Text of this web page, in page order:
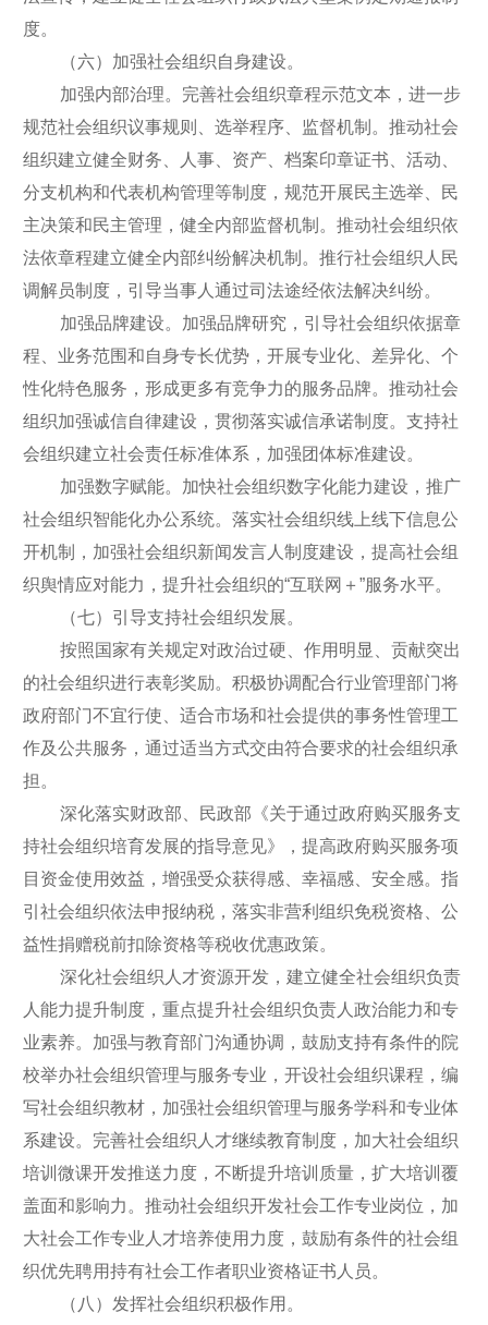
度。
（六）加强社会组织自身建设。
加强内部治理。完善社会组织章程示范文本，进一步
规范社会组织议事规则、选举程序、监督机制。推动社会
组织建立健全财务、人事、资产、档案印章证书、活动、
分支机构和代表机构管理等制度，规范开展民主选举、民
主决策和民主管理，健全内部监督机制。推动社会组织依
法依章程建立健全内部纠纷解决机制。推行社会组织人民
调解员制度，引导当事人通过司法途经依法解决纠纷。
加强品牌建设。加强品牌研究，引导社会组织依据章
程、业务范围和自身专长优势，开展专业化、差异化、个
性化特色服务，形成更多有竞争力的服务品牌。推动社会
组织加强诚信自律建设，贯彻落实诚信承诺制度。支持社
会组织建立社会责任标准体系，加强团体标准建设。
加强数字赋能。加快社会组织数字化能力建设，推广
社会组织智能化办公系统。落实社会组织线上线下信息公
开机制，加强社会组织新闻发言人制度建设，提高社会组
织舆情应对能力，提升社会组织的“互联网＋”服务水平。
（七）引导支持社会组织发展。
按照国家有关规定对政治过硬、作用明显、贡献突出
的社会组织进行表彰奖励。积极协调配合行业管理部门将
政府部门不宜行使、适合市场和社会提供的事务性管理工
作及公共服务，通过适当方式交由符合要求的社会组织承
担。
深化落实财政部、民政部《关于通过政府购买服务支
持社会组织培育发展的指导意见》，提高政府购买服务项
目资金使用效益，增强受众获得感、幸福感、安全感。指
引社会组织依法申报纳税，落实非营利组织免税资格、公
益性捐赠税前扣除资格等税收优惠政策。
深化社会组织人才资源开发，建立健全社会组织负责
人能力提升制度，重点提升社会组织负责人政治能力和专
业素养。加强与教育部门沟通协调，鼓励支持有条件的院
校举办社会组织管理与服务专业，开设社会组织课程，编
写社会组织教材，加强社会组织管理与服务学科和专业体
系建设。完善社会组织人才继续教育制度，加大社会组织
培训微课开发推送力度，不断提升培训质量，扩大培训覆
盖面和影响力。推动社会组织开发社会工作专业岗位，加
大社会工作专业人才培养使用力度，鼓励有条件的社会组
织优先聘用持有社会工作者职业资格证书人员。
（八）发挥社会组织积极作用。